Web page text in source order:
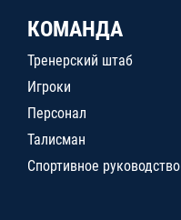
КОМАНДА
Тренерский штаб
Игроки
Персонал
Талисман
Спортивное руководство